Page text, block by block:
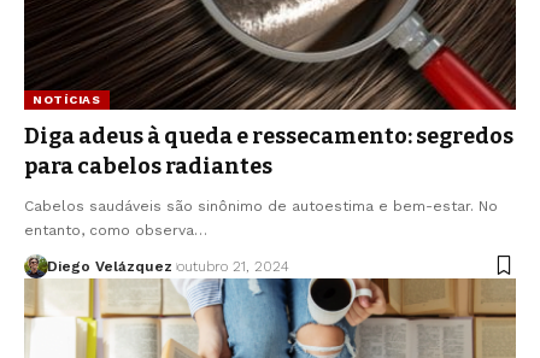
NOTÍCIAS
Diga adeus à queda e ressecamento: segredos
para cabelos radiantes
Cabelos saudáveis são sinônimo de autoestima e bem-estar. No
entanto, como observa…
Diego Velázquez outubro 21, 2024